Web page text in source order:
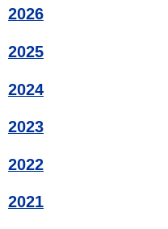
2026
2025
2024
2023
2022
2021